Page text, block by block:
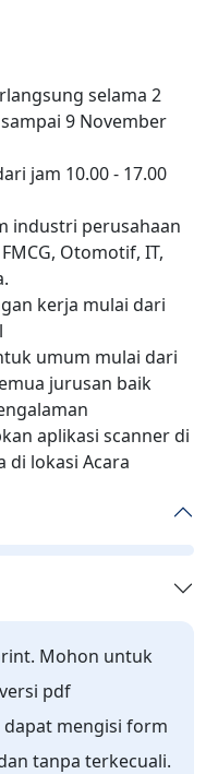
selama 2
9 November
jam 10.00 - 17.00
industri perusahaan
Otomotif, IT,
kerja mulai dari
umum mulai dari
jurusan baik
aplikasi scanner di
di lokasi Acara
Mohon untuk
pdf
dapat mengisi form
tanpa terkecuali.